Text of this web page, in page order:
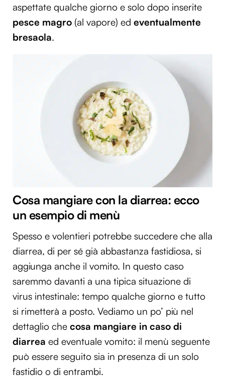
aspettate qualche giorno e solo dopo inserite
pesce magro (al vapore) ed eventualmente
bresaola.
Cosa mangiare con la diarrea: ecco
un esempio di menù
Spesso e volentieri potrebbe succedere che alla
diarrea, di per sé già abbastanza fastidiosa, si
aggiunga anche il vomito. In questo caso
saremmo davanti a una tipica situazione di
virus intestinale: tempo qualche giorno e tutto
si rimetterà a posto. Vediamo un po’ più nel
dettaglio che cosa mangiare in caso di
diarrea ed eventuale vomito: il menù seguente
può essere seguito sia in presenza di un solo
fastidio o di entrambi.